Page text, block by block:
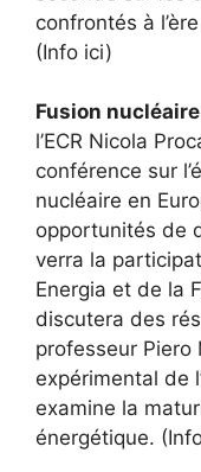
confrontés à
(Info ici)
Fusion nucléaire
l’ECR Nicola
conférence sur
nucléaire en
opportunités de
verra la
Energia et de la
discutera des
professeur Piero
expérimental de
examine la
énergétique.